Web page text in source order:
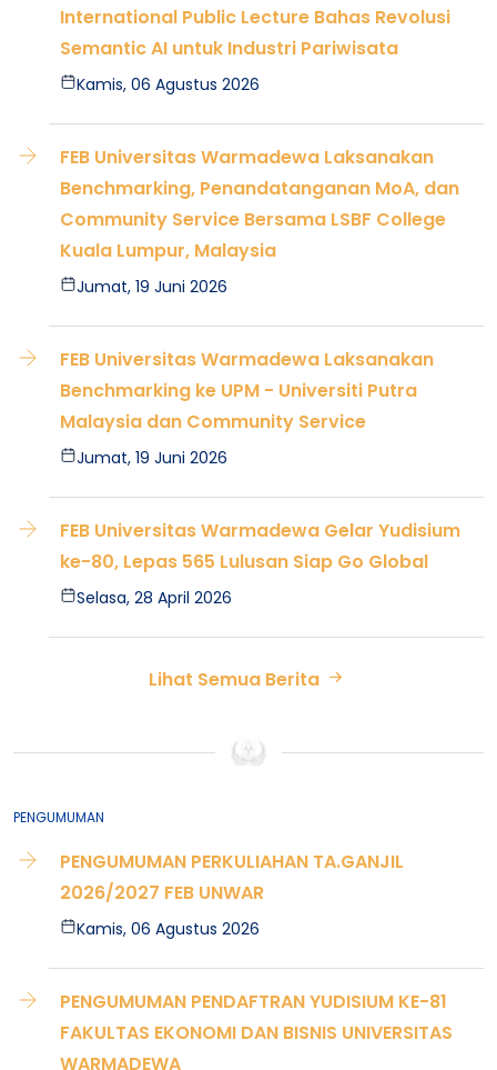
International Public Lecture Bahas Revolusi
Semantic AI untuk Industri Pariwisata
Kamis, 06 Agustus 2026
FEB Universitas Warmadewa Laksanakan
Benchmarking, Penandatanganan MoA, dan
Community Service Bersama LSBF College
Kuala Lumpur, Malaysia
Jumat, 19 Juni 2026
FEB Universitas Warmadewa Laksanakan
Benchmarking ke UPM - Universiti Putra
Malaysia dan Community Service
Jumat, 19 Juni 2026
FEB Universitas Warmadewa Gelar Yudisium
ke-80, Lepas 565 Lulusan Siap Go Global
Selasa, 28 April 2026
Lihat Semua Berita
PENGUMUMAN
PENGUMUMAN PERKULIAHAN TA.GANJIL
2026/2027 FEB UNWAR
Kamis, 06 Agustus 2026
PENGUMUMAN PENDAFTRAN YUDISIUM KE-81
FAKULTAS EKONOMI DAN BISNIS UNIVERSITAS
WARMADEWA